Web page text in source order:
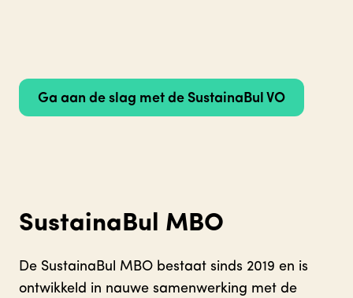
Ga aan de slag met de SustainaBul VO
SustainaBul MBO
De SustainaBul MBO bestaat sinds 2019 en is
ontwikkeld in nauwe samenwerking met de